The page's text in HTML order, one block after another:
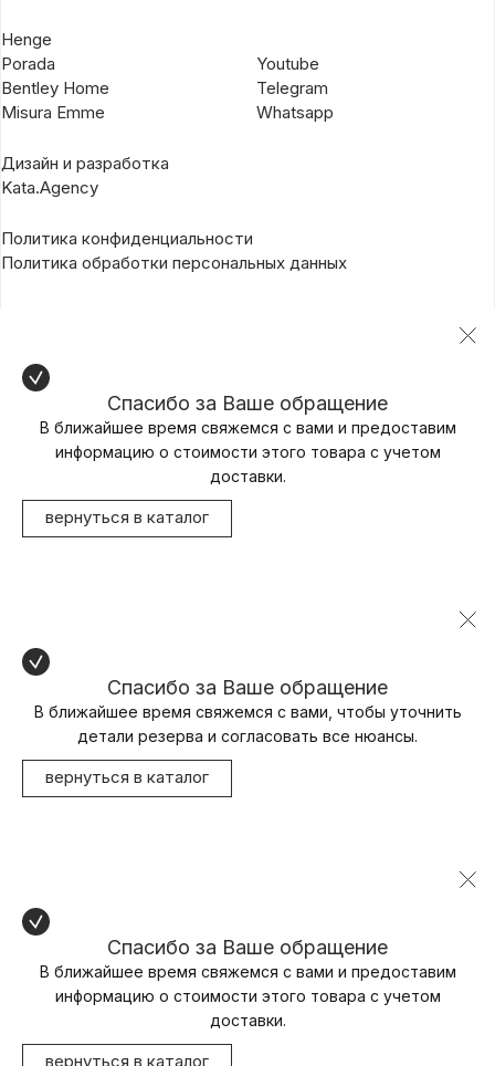
Henge
Porada
Bentley Home
Misura Emme
Youtube
Telegram
Whatsapp
Дизайн и разработка
Kata.Agency
Политика конфиденциальности
Политика обработки персональных данных
Спасибо за Ваше обращение
В ближайшее время свяжемся с вами и предоставим
информацию о стоимости этого товара с учетом
доставки.
вернуться в каталог
Спасибо за Ваше обращение
В ближайшее время свяжемся с вами, чтобы уточнить
детали резерва и согласовать все нюансы.
вернуться в каталог
Спасибо за Ваше обращение
В ближайшее время свяжемся с вами и предоставим
информацию о стоимости этого товара с учетом
доставки.
вернуться в каталог